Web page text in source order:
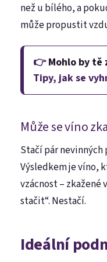
než u bílého, a
může propustit
👉Mohlo by
Tipy, jak se
Může se víno
Stačí pár
Výsledkem je víno,
vzácnost – zkažené
stačit“. Nestačí.
Ideální